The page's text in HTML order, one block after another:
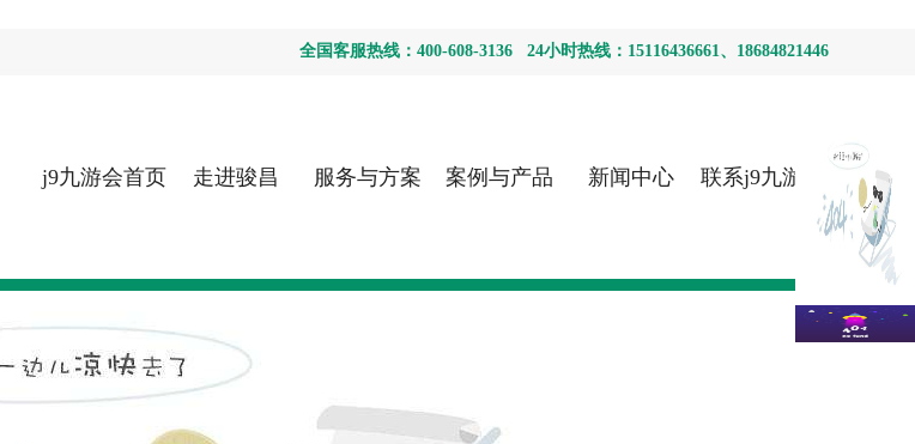
全国客服热线：400-608-3136 24小时热线：15116436661、18684821446
j9九游会首页
登录
走进骏昌 服务与方案 案例与产品 新闻中心 联系j9九游会